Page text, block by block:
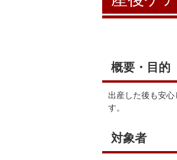
概要・目的
出産した後も安
す。
対象者